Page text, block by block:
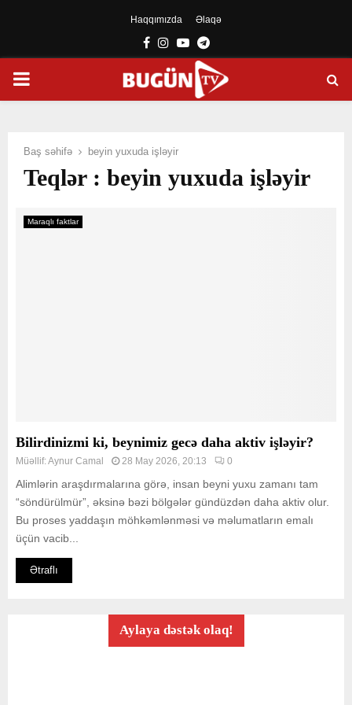
Haqqımızda Əlaqə
Facebook
Instagram
YoutubeTelegram
PRIMARY
Baş səhifə beyin yuxuda işləyir
Teqlər : beyin yuxuda işləyir
Maraqlı faktlar
Bilirdinizmi ki, beynimiz gecə daha aktiv işləyir?
Müəllif:Aynur Camal 28 May 2026, 20:13 0
Alimlərin araşdırmalarına görə, insan beyni yuxu zamanı tam
“söndürülmür”, əksinə bəzi bölgələr gündüzdən daha aktiv olur.
Bu proses yaddaşın möhkəmlənməsi və məlumatların emalı
üçün vacib...
Ətraflı
Aylaya dəstək olaq!